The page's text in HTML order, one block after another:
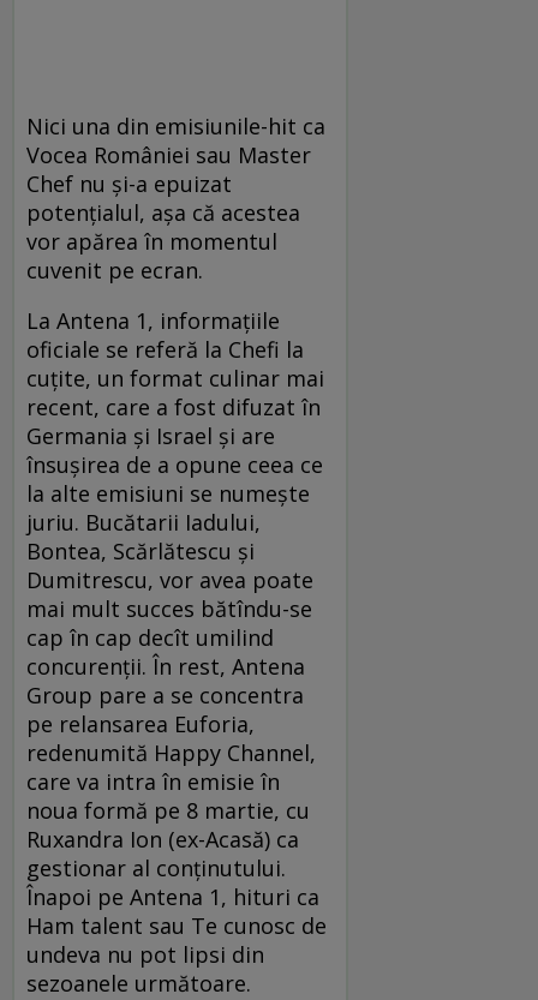
Nici una din emisiunile-hit ca
Vocea României sau Master
Chef nu și-a epuizat
potențialul, așa că acestea
vor apărea în momentul
cuvenit pe ecran.
La Antena 1, informațiile
oficiale se referă la Chefi la
cuțite, un format culinar mai
recent, care a fost difuzat în
Germania și Israel și are
însușirea de a opune ceea ce
la alte emisiuni se numește
juriu. Bucătarii Iadului,
Bontea, Scărlătescu și
Dumitrescu, vor avea poate
mai mult succes bătîndu-se
cap în cap decît umilind
concurenții. În rest, Antena
Group pare a se concentra
pe relansarea Euforia,
redenumită Happy Channel,
care va intra în emisie în
noua formă pe 8 martie, cu
Ruxandra Ion (ex-Acasă) ca
gestionar al conținutului.
Înapoi pe Antena 1, hituri ca
Ham talent sau Te cunosc de
undeva nu pot lipsi din
sezoanele următoare.